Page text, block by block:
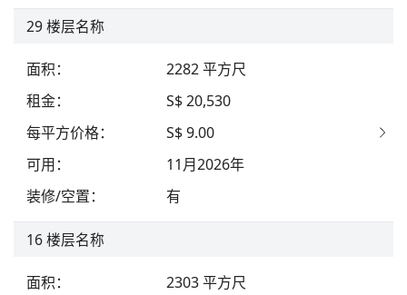
29楼层名称
面积： 2282平方尺
租金：
S$ 20,530
每平方价格：
S$ 9.00
可用：
11月2026年
装修/空置： 有
16楼层名称
面积： 2303平方尺